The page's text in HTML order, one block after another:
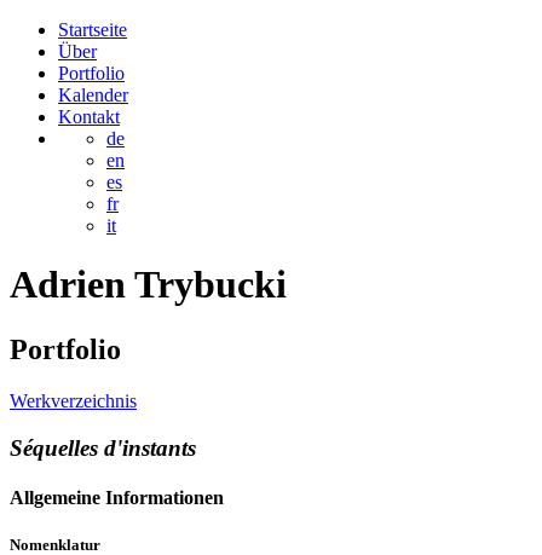
Startseite
Über
Portfolio
Kalender
Kontakt
de
en
es
fr
it
AdrienTrybucki
Portfolio
Werkverzeichnis
Séquelles d'instants
Allgemeine Informationen
Nomenklatur